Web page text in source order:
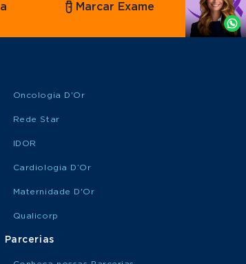
Whatsapp
Marcar Exame
Oncologia D'Or
Rede Star
IDOR
Cardiologia D’Or
Maternidade D'Or
Qualicorp
Parcerias